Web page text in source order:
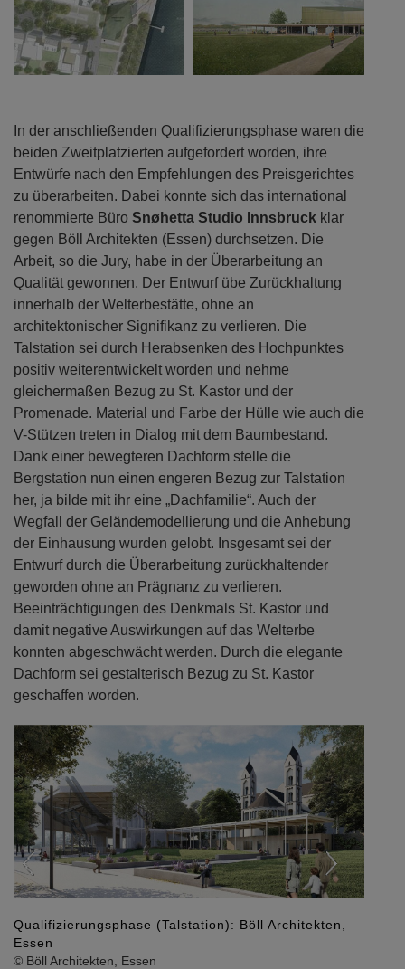
In der anschließenden Qualifizierungsphase waren die
beiden Zweitplatzierten aufgefordert worden, ihre
Entwürfe nach den Empfehlungen des Preisgerichtes
zu überarbeiten. Dabei konnte sich das international
renommierte Büro Snøhetta Studio Innsbruck klar
gegen Böll Architekten (Essen) durchsetzen. Die
Arbeit, so die Jury, habe in der Überarbeitung an
Qualität gewonnen. Der Entwurf übe Zurückhaltung
innerhalb der Welterbestätte, ohne an
architektonischer Signifikanz zu verlieren. Die
Talstation sei durch Herabsenken des Hochpunktes
positiv weiterentwickelt worden und nehme
gleichermaßen Bezug zu St. Kastor und der
Promenade. Material und Farbe der Hülle wie auch die
V-Stützen treten in Dialog mit dem Baumbestand.
Dank einer bewegteren Dachform stelle die
Bergstation nun einen engeren Bezug zur Talstation
her, ja bilde mit ihr eine „Dachfamilie“. Auch der
Wegfall der Geländemodellierung und die Anhebung
der Einhausung wurden gelobt. Insgesamt sei der
Entwurf durch die Überarbeitung zurückhaltender
geworden ohne an Prägnanz zu verlieren.
Beeinträchtigungen des Denkmals St. Kastor und
damit negative Auswirkungen auf das Welterbe
konnten abgeschwächt werden. Durch die elegante
Dachform sei gestalterisch Bezug zu St. Kastor
geschaffen worden.
(Talstation): Böll Architekten,
Architekten, Essen
Previous Next